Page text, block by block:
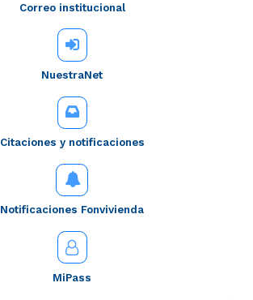
Correo institucional
NuestraNet
Citaciones y notificaciones
Notificaciones Fonvivienda
MiPass